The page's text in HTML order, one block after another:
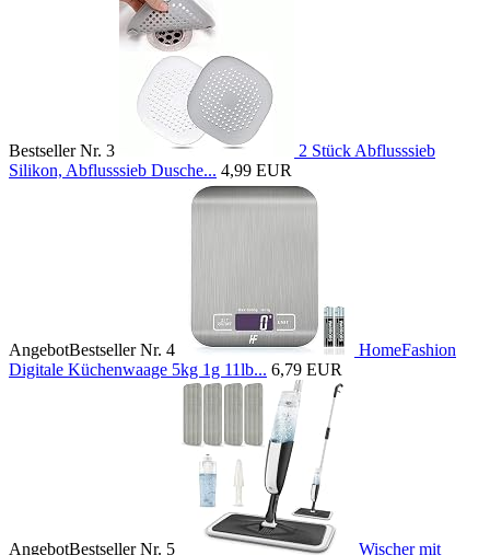
Bestseller Nr. 3
2 Stück Abflusssieb
Silikon, Abflusssieb Dusche... 4,99 EUR
AngebotBestseller Nr. 4
HomeFashion
Digitale Küchenwaage 5kg 1g 11lb... 6,79 EUR
AngebotBestseller Nr. 5
Wischer mit